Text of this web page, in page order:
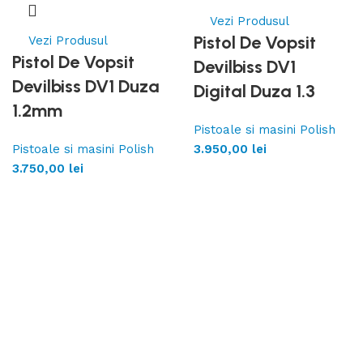
Vezi Produsul
Pistol De Vopsit
Devilbiss DV1 Duza
1.2mm
Pistoale si masini Polish
3.750,00 lei
Vezi Produsul
Pistol De Vopsit
Devilbiss DV1
Digital Duza 1.3
Pistoale si masini Polish
3.950,00 lei